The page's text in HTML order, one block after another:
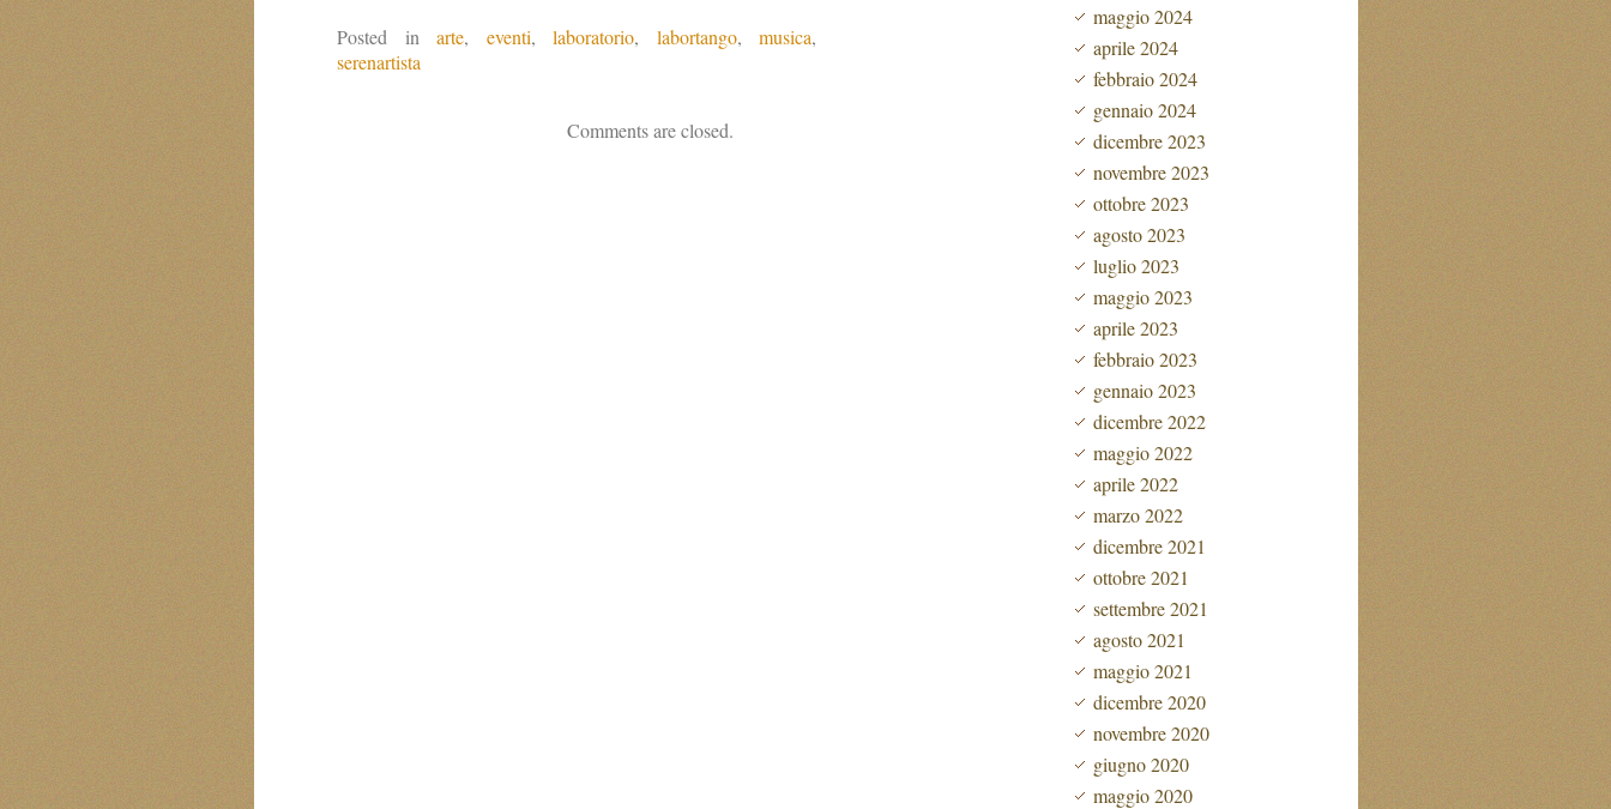
Posted in arte, eventi, laboratorio, labortango, musica,
serenartista
Comments are closed.
maggio 2024
aprile 2024
febbraio 2024
gennaio 2024
dicembre 2023
novembre 2023
ottobre 2023
agosto 2023
luglio 2023
maggio 2023
aprile 2023
febbraio 2023
gennaio 2023
dicembre 2022
maggio 2022
aprile 2022
marzo 2022
dicembre 2021
ottobre 2021
settembre 2021
agosto 2021
maggio 2021
dicembre 2020
novembre 2020
giugno 2020
maggio 2020